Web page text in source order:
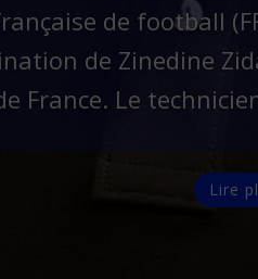
de football
de Zinedine
France. Le
Lire